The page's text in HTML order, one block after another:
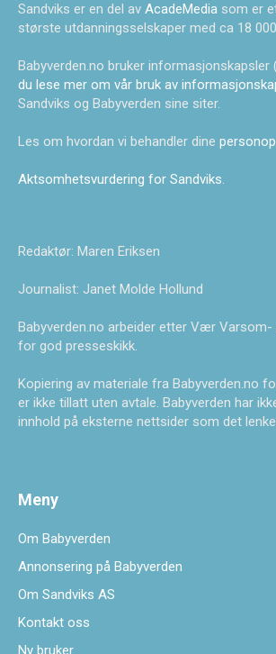
Sandviks er en del av AcadeMedia som er
største utdanningsselskaper med ca 18
Babyverden.no bruker informasjonskapsler
du lese mer om vår bruk av
Sandviks og Babyverden sine siter.
Les om hvordan vi behandler dine
Aktsomhetsvurdering for Sandviks.
Redaktør: Maren Eriksen
Journalist: Janet Molde Hollund
Babyverden.no arbeider etter Vær Varsom-
for god presseskikk.
Kopiering av materiale fra Babyverden.no
er ikke tillatt uten avtale. Babyverden har
innhold på eksterne nettsider som det
Meny
Om Babyverden
Annonsering på Babyverden
Om Sandviks AS
Kontakt oss
Ny bruker